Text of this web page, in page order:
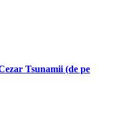
Tsunamii (de pe